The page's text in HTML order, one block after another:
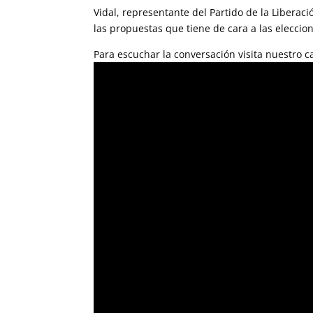
Vidal, representante del Partido de la
las propuestas que tiene de cara a las
Para escuchar la conversación visita nuestro